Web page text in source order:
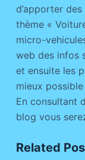
d’apporter
thème «
micro-
web des infos
et ensuite les
mieux
En consultant
blog vous
Related